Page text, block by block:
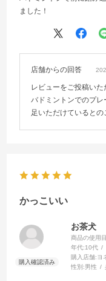
ました！
店舗からの回答
レビューをご投稿いた
バドミントンでのプ
足いただけているとの
かっこいい
お茶犬
商品の使用
年代:10代
購入店舗: ヨ
性別:男性